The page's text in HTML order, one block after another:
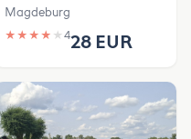
Magdeburg
★ ★ ★ ★ ★ 428 EUR